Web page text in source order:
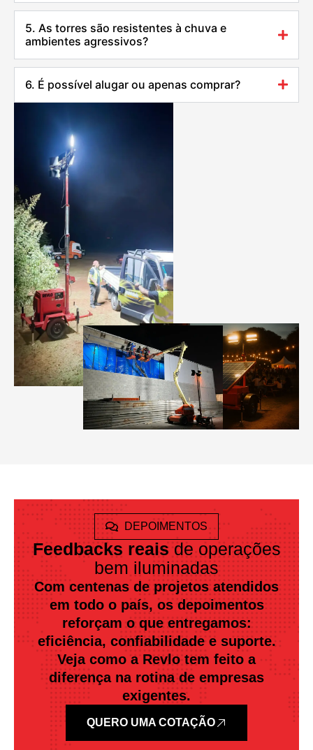
5. As torres são resistentes à chuva e
ambientes agressivos?
6. É possível alugar ou apenas comprar?
DEPOIMENTOS
Feedbacks reaisde operações
bem iluminadas
Com centenas de projetos atendidos
em todo o país, os depoimentos
reforçam o que entregamos:
eficiência, confiabilidade e suporte.
Veja como a Revlo tem feito a
diferença na rotina de empresas
exigentes.
QUERO UMA COTAÇÃO